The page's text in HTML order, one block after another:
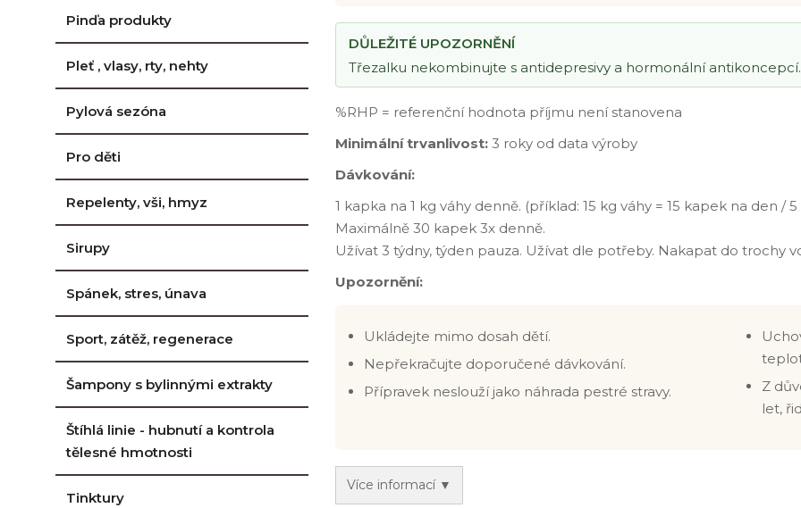
Pinďa produkty
Pleť , vlasy, rty, nehty
Pylová sezóna
Pro děti
Repelenty, vši, hmyz
Sirupy
Spánek, stres, únava
Sport, zátěž, regenerace
Šampony s bylinnými extrakty
Štíhlá linie - hubnutí a kontrola
tělesné hmotnosti
Tinktury
DŮLEŽITÉ UPOZORNĚNÍ
Třezalku nekombinujte s antidepresivy a hormonální antikoncepcí.
%RHP = referenční hodnota příjmu není stanovena
Minimální trvanlivost:3 roky od data výroby
Dávkování:
1 kapka na 1 kg váhy denně. (příklad: 15 kg váhy = 15 kapek na den /
Maximálně 30 kapek 3x denně.
Užívat 3 týdny, týden pauza. Užívat dle potřeby. Nakapat do trochy
Upozornění:
Ukládejte mimo dosah dětí.
Nepřekračujte doporučené dávkování.
Přípravek neslouží jako náhrada pestré stravy.
Z
let,
Více informací ▼